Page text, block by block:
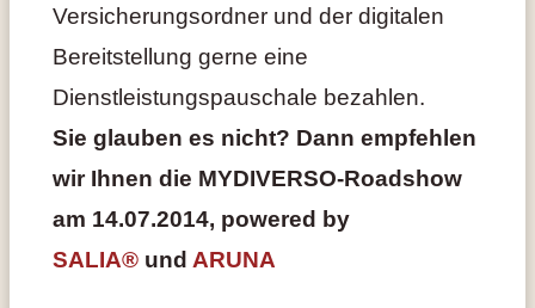
Versicherungsordner und der digitalen
Bereitstellung gerne eine
Dienstleistungspauschale bezahlen.
Sie glauben es nicht? Dann empfehlen
wir Ihnen die MYDIVERSO-Roadshow
am 14.07.2014, powered by
SALIA®und ARUNA